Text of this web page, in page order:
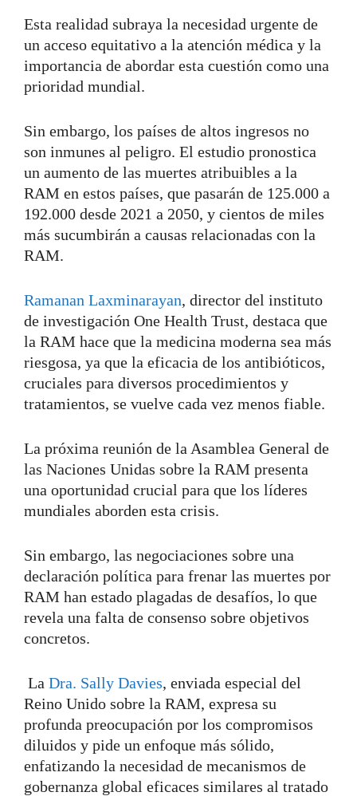
Esta realidad subraya la necesidad urgente de
un acceso equitativo a la atención médica y la
importancia de abordar esta cuestión como una
prioridad mundial.
Sin embargo, los países de altos ingresos no
son inmunes al peligro. El estudio pronostica
un aumento de las muertes atribuibles a la
RAM en estos países, que pasarán de 125.000 a
192.000 desde 2021 a 2050, y cientos de miles
más sucumbirán a causas relacionadas con la
RAM.
Ramanan Laxminarayan, director del instituto
de investigación One Health Trust, destaca que
la RAM hace que la medicina moderna sea más
riesgosa, ya que la eficacia de los antibióticos,
cruciales para diversos procedimientos y
tratamientos, se vuelve cada vez menos fiable.
La próxima reunión de la Asamblea General de
las Naciones Unidas sobre la RAM presenta
una oportunidad crucial para que los líderes
mundiales aborden esta crisis.
Sin embargo, las negociaciones sobre una
declaración política para frenar las muertes por
RAM han estado plagadas de desafíos, lo que
revela una falta de consenso sobre objetivos
concretos.
La Dra. Sally Davies, enviada especial del
Reino Unido sobre la RAM, expresa su
profunda preocupación por los compromisos
diluidos y pide un enfoque más sólido,
enfatizando la necesidad de mecanismos de
gobernanza global eficaces similares al tratado